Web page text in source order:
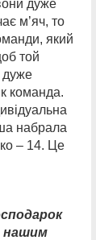
дуже
м’яч, то
який
той
дуже
команда.
набрала
– 14. Це
нашим